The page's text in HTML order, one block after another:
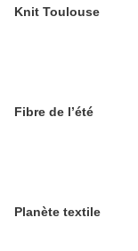
Knit Toulouse
Fibre de l’été
Planète textile